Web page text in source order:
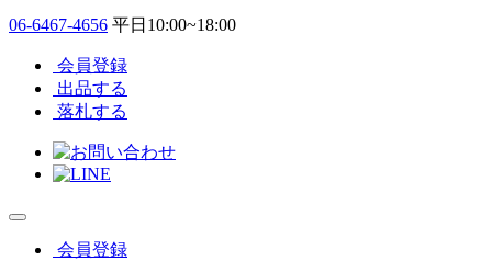
06-6467-4656 平日10:00~18:00
会員登録
出品する
落札する
会員登録